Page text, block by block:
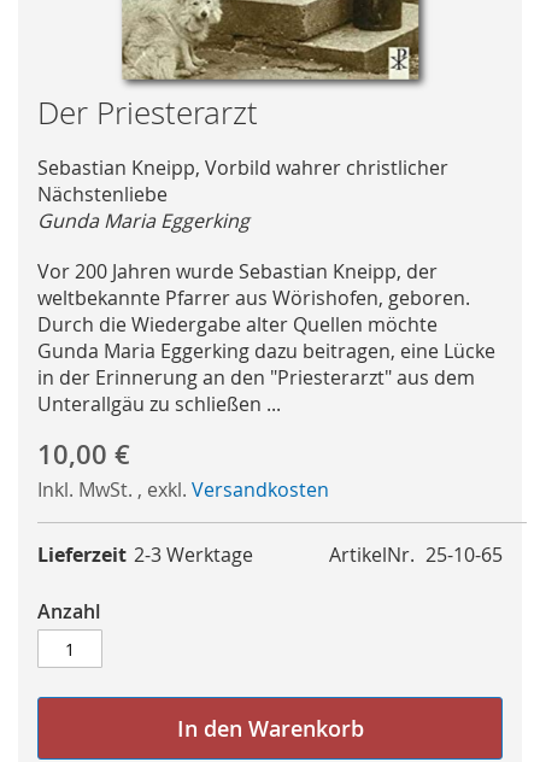
Skip
to
the
beginning
of
the
images
gallery
Der Priesterarzt
Sebastian Kneipp, Vorbild wahrer christlicher
Nächstenliebe
Gunda Maria Eggerking
Vor 200 Jahren wurde Sebastian Kneipp, der
weltbekannte Pfarrer aus Wörishofen, geboren.
Durch die Wiedergabe alter Quellen möchte
Gunda Maria Eggerking dazu beitragen, eine Lücke
in der Erinnerung an den "Priesterarzt" aus dem
Unterallgäu zu schließen ...
10,00 €
Inkl. MwSt. , exkl. Versandkosten
ArtikelNr. 25-10-65
Lieferzeit 2-3 Werktage
Anzahl
In den Warenkorb